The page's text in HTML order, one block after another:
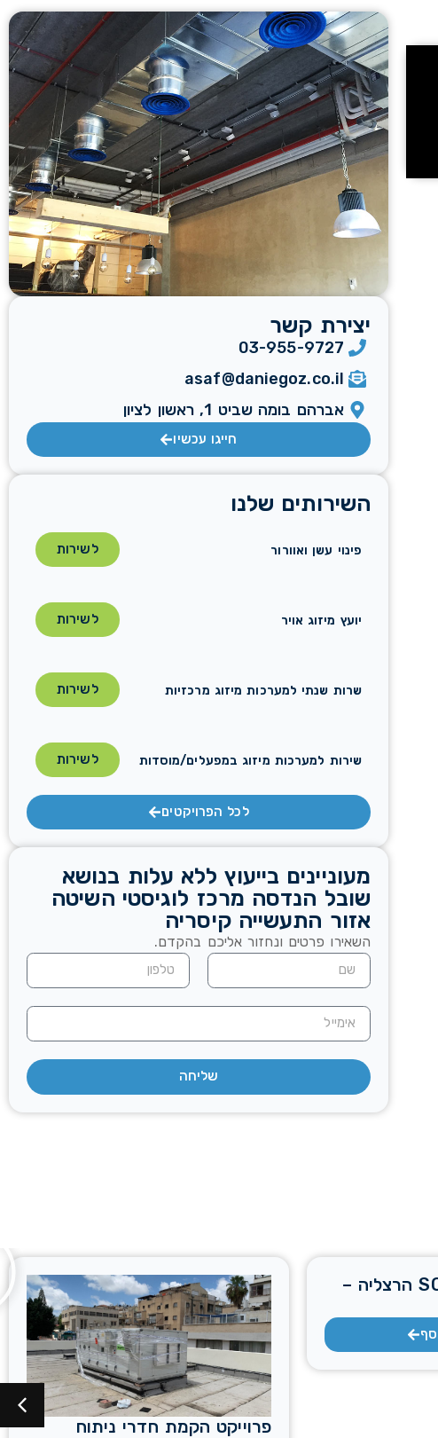
יצירת קשר
03-955-9727
asaf@daniegoz.co.il
אברהם בומה שביט 1, ראשון לציון
חייגו עכשיו
השירותים שלנו
פינוי עשן ואוורור לשירות
יועץ מיזוג אויר לשירות
שרות שנתי למערכות מיזוג מרכזיות לשירות
שירות למערכות מיזוג במפעלים/מוסדות לשירות
לכל הפרויקטים
מעוניינים בייעוץ ללא עלות בנושא
שובל הנדסה מרכז לוגיסטי השיטה
אזור התעשייה קיסריה
השאירו פרטים ונחזור אליכם בהקדם.
שליחה
פרויקט SOKOLOVE הרצליה –
פרוייקט הקמת חדרי ניתוח